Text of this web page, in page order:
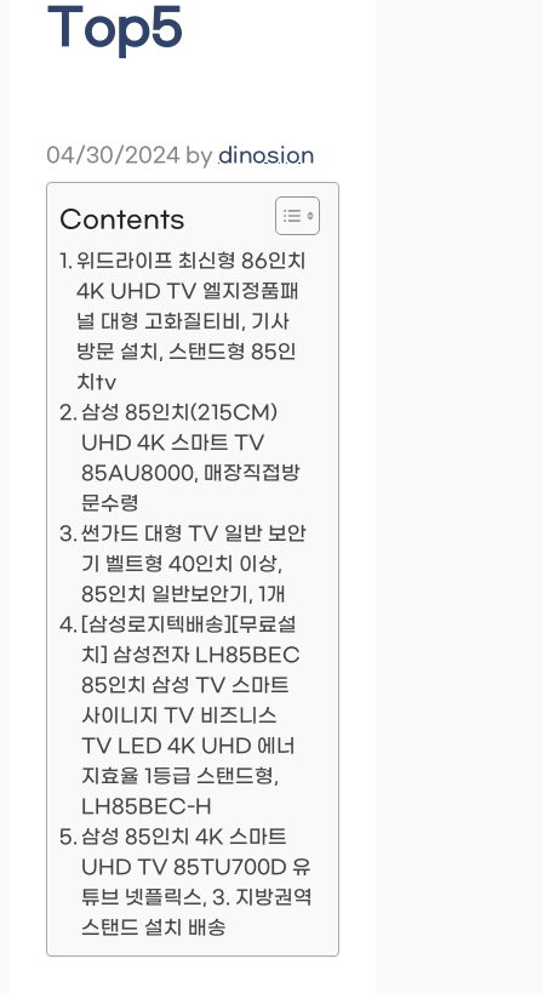
Top5
04/30/2024 by dinosion
Contents
위드라이프 최신형 86인치
4K UHD TV 엘지정품패
널 대형 고화질티비, 기사
방문 설치, 스탠드형 85인
치tv
삼성 85인치(215CM)
UHD 4K 스마트 TV
85AU8000, 매장직접방
문수령
썬가드 대형 TV 일반 보안
기 벨트형 40인치 이상,
85인치 일반보안기, 1개
[삼성로지텍배송][무료설
치] 삼성전자 LH85BEC
85인치 삼성 TV 스마트
사이니지 TV 비즈니스
TV LED 4K UHD 에너
지효율 1등급 스탠드형,
LH85BEC-H
삼성 85인치 4K 스마트
UHD TV 85TU700D 유
튜브 넷플릭스, 3. 지방권역
스탠드 설치 배송